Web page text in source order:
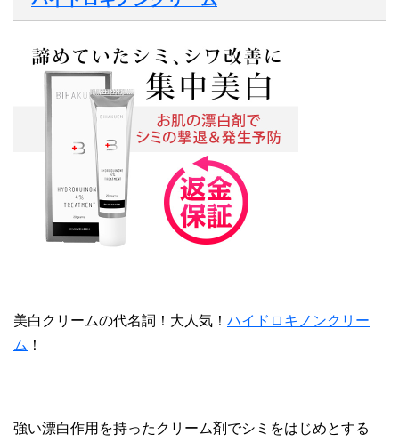
美白クリームの代名詞！大人気！ ハイドロキノンクリー
ム ！
強い漂白作用を持ったクリーム剤でシミをはじめとする